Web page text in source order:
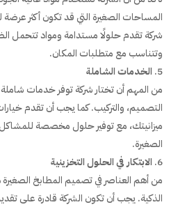
المساحات الصغيرة التي قد تكون أكثر عرضة
شركة تقدم حلولًا مستدامة ومواد تتحمل
وتتناسب مع متطلبات المكان.
الخدمات الشاملة
من المهم أن تختار شركة توفر خدمات
التصميم، والتركيب. كما يجب أن تقدم
ميزانيتك، مع توفير حلول مخصصة
الصغيرة.
الابتكار في الحلول التخزينية
من أهم العناصر في تصميم المطابخ الصغيرة
الذكية. يجب أن تكون الشركة قادرة على